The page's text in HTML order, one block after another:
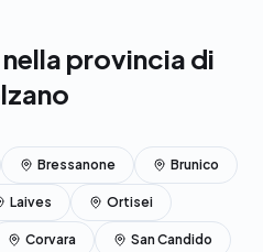
provincia di
Bressanone Brunico
Laives Ortisei
Corvara San Candido